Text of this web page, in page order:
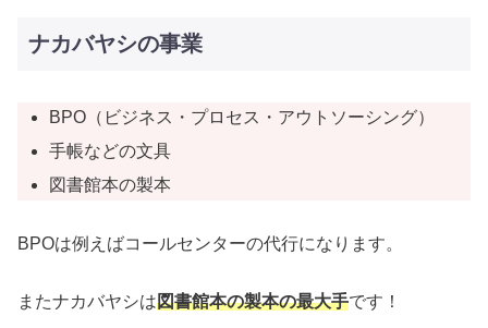
ナカバヤシの事業
BPO（ビジネス・プロセス・アウトソーシング）
手帳などの文具
図書館本の製本
BPOは例えばコールセンターの代行になります。
またナカバヤシは図書館本の製本の最大手です！